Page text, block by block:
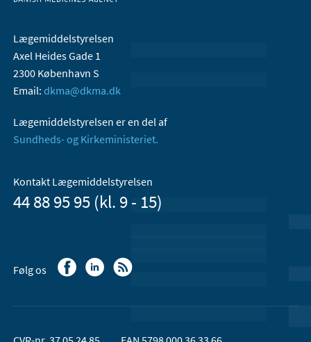
Lægemiddelstyrelsen
Axel Heides Gade 1
2300 København S
Email: dkma@dkma.dk
Lægemiddelstyrelsen er en del af
Sundheds- og Kirkeministeriet.
Kontakt Lægemiddelstyrelsen
44 88 95 95 (kl. 9 - 15)
Følg os